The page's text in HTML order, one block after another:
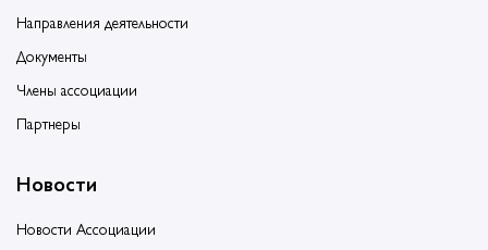
Направления деятельности
Документы
Члены ассоциации
Партнеры
Новости
Новости Ассоциации